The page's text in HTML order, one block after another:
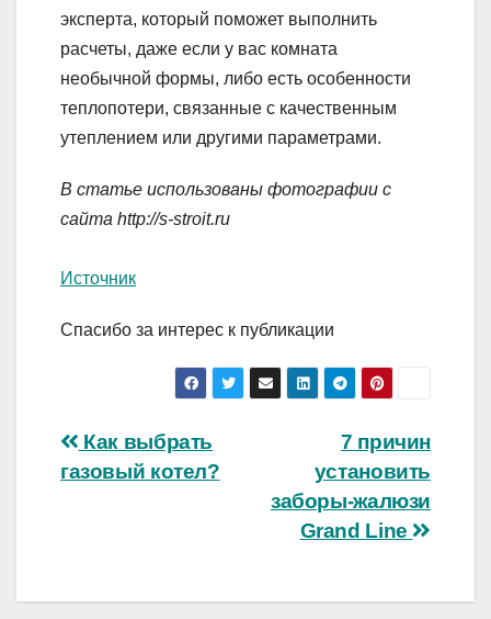
эксперта, который поможет выполнить
расчеты, даже если у вас комната
необычной формы, либо есть особенности
теплопотери, связанные с качественным
утеплением или другими параметрами.
В статье использованы фотографии с
сайта http://s-stroit.ru
Источник
Спасибо за интерес к публикации
Навигация
по
7 причин
установить
заборы-жалюзи
Grand Line
Как выбрать
газовый котел?